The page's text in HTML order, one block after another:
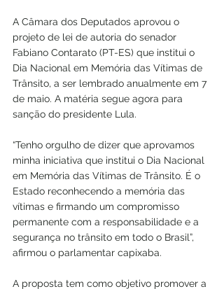
A Câmara dos Deputados aprovou o
projeto de lei de autoria do senador
Fabiano Contarato (PT-ES) que institui o
Dia Nacional em Memória das Vítimas de
Trânsito, a ser lembrado anualmente em 7
de maio. A matéria segue agora para
sanção do presidente Lula.
“Tenho orgulho de dizer que aprovamos
minha iniciativa que institui o Dia Nacional
em Memória das Vítimas de Trânsito. É o
Estado reconhecendo a memória das
vítimas e firmando um compromisso
permanente com a responsabilidade e a
segurança no trânsito em todo o Brasil”,
afirmou o parlamentar capixaba.
A proposta tem como objetivo promover a